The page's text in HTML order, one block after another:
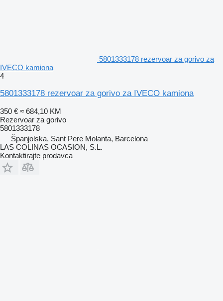
5801333178 rezervoar za gorivo za
IVECO kamiona
4
5801333178 rezervoar za gorivo za IVECO kamiona
350 € ≈ 684,10 KM
Rezervoar za gorivo
5801333178
Španjolska, Sant Pere Molanta, Barcelona
LAS COLINAS OCASION, S.L.
Kontaktirajte prodavca